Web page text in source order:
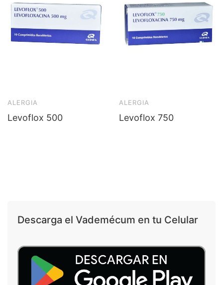
Descarga el Vademécum en tu Celular
ALERGIA
Levoflox 500
ALERGIA
Levoflox 750